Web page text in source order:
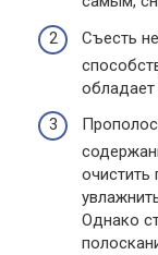
Съесть
очистить
Однако